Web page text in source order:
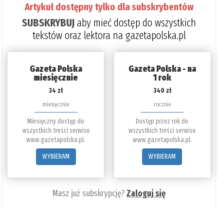
Artykuł dostępny tylko dla subskrybentów
SUBSKRYBUJaby mieć dostęp do wszystkich
tekstów oraz lektora na gazetapolska.pl
Gazeta Polska
miesięcznie
34 zł
miesięcznie
Miesięczny dostęp do
wszystkich treści serwisu
www.gazetapolska.pl.
WYBIERAM
Gazeta Polska - na
1 rok
340 zł
rocznie
Dostęp przez rok do
wszystkich treści serwisu
www.gazetapolska.pl.
WYBIERAM
Masz już subskrypcję?Zaloguj się